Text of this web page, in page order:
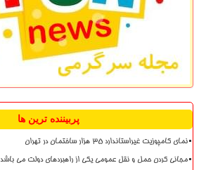
پربیننده ترین ها
نمای کامپوزیت غیراستاندارد ۳۵ هزار ساختمان در تهران
مجانی کردن حمل و نقل عمومی یکی از راهبردهای دولت می باشد